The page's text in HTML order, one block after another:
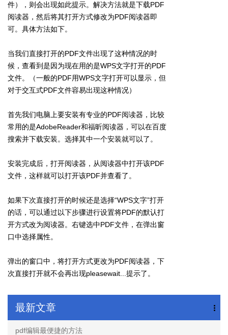
件），则会出现如此提示。解决方法就是下载PDF
阅读器，然后将其打开方式修改为PDF阅读器即
可。具体方法如下。
当我们直接打开的PDF文件出现了这种情况的时
候，查看到是因为现在用的是WPS文字打开的PDF
文件。（一般的PDF用WPS文字打开可以显示，但
对于交互式PDF文件容易出现这种情况）
首先我们电脑上要安装有专业的PDF阅读器，比较
常用的是AdobeReader和福昕阅读器，可以在百度
搜索并下载安装。选择其中一个安装就可以了。
安装完成后，打开阅读器，从阅读器中打开该PDF
文件，这样就可以打开该PDF并查看了。
如果下次直接打开的时候还是选择“WPS文字”打开
的话，可以通过以下步骤进行设置将PDF的默认打
开方式改为阅读器。右键选中PDF文件，在弹出窗
口中选择属性。
弹出的窗口中，将打开方式更改为PDF阅读器，下
次直接打开就不会再出现pleasewait...提示了。
最新文章
pdf编辑最便捷的方法